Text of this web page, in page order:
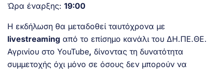
Ώρα έναρξης: 19:00
Η εκδήλωση θα μεταδοθεί ταυτόχρονα με
livestreaming από το επίσημο κανάλι του ΔΗ.ΠΕ.ΘΕ.
Αγρινίου στο YouTube, δίνοντας τη δυνατότητα
συμμετοχής όχι μόνο σε όσους δεν μπορούν να